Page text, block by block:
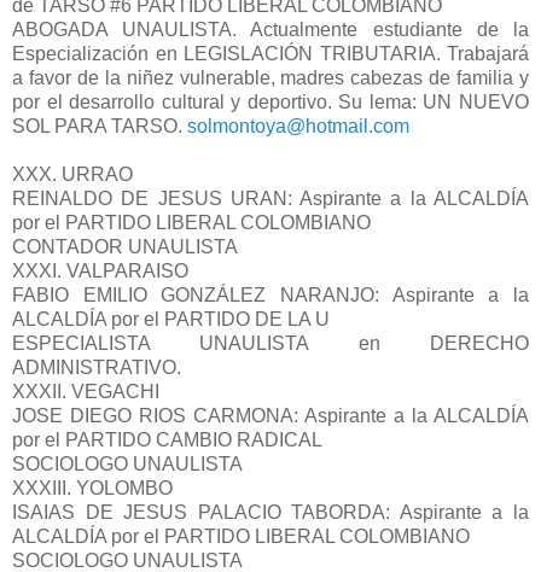
de TARSO #6 PARTIDO LIBERAL COLOMBIANO
ABOGADA UNAULISTA. Actualmente estudiante de la
Especialización en LEGISLACIÓN TRIBUTARIA. Trabajará
a favor de la niñez vulnerable, madres cabezas de familia y
por el desarrollo cultural y deportivo. Su lema: UN NUEVO
SOL PARA TARSO. solmontoya@hotmail.com
XXX. URRAO
REINALDO DE JESUS URAN: Aspirante a la ALCALDÍA
por el PARTIDO LIBERAL COLOMBIANO
CONTADOR UNAULISTA
XXXI. VALPARAISO
FABIO EMILIO GONZÁLEZ NARANJO: Aspirante a la
ALCALDÍA por el PARTIDO DE LA U
ESPECIALISTA UNAULISTA en DERECHO
ADMINISTRATIVO.
XXXII. VEGACHI
JOSE DIEGO RIOS CARMONA: Aspirante a la ALCALDÍA
por el PARTIDO CAMBIO RADICAL
SOCIOLOGO UNAULISTA
XXXIII. YOLOMBO
ISAIAS DE JESUS PALACIO TABORDA: Aspirante a la
ALCALDÍA por el PARTIDO LIBERAL COLOMBIANO
SOCIOLOGO UNAULISTA